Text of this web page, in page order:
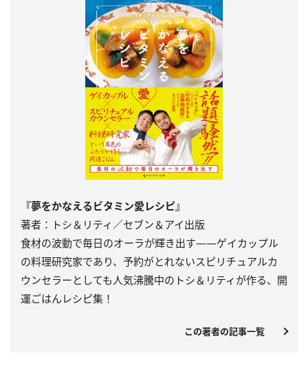
『夢をかなえるビタミン愛レシピ』
著者：トシ＆リティ／セブン＆アイ出版
食材の波動で毎日のオーラが輝き出す――ゲイカップル
の料理研究家であり、予約がとれないスピリチュアルカ
ウンセラーとしても人気沸騰中のトシ＆リティが作る、開
運ごはんレシピ集！
この著者の記事一覧